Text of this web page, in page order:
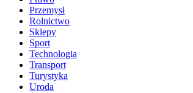
Przemysł
Rolnictwo
Sklepy
Sport
Technologia
Transport
Turystyka
Uroda